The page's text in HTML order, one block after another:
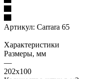
Артикул: Carrara 65
Характеристики
Размеры, мм
—
202x100